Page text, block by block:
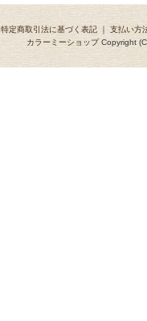
特定商取引法に基づく表記 ｜ 支払い方
カラーミーショップCopyright